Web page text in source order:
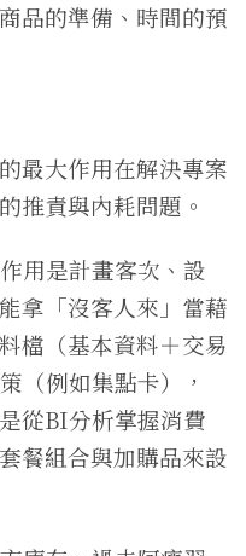
品的準備、時間的預
最大作用在解決專案
推責與內耗問題。
用是計畫客次、設
拿「沒客人來」當藉
檔（基本資料＋交易
（例如集點卡），
從BI分析掌握消費
餐組合與加購品來設